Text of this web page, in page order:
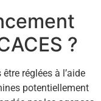
?
réglées à l’aide
potentiellement